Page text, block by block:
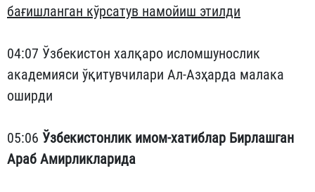
бағишланган кўрсатув намойиш этилди
04:07 Ўзбекистон халқаро исломшунослик
академияси ўқитувчилари Ал-Азҳарда малака
оширди
05:06 Ўзбекистонлик имом-хатиблар Бирлашган
Араб Амирликларида